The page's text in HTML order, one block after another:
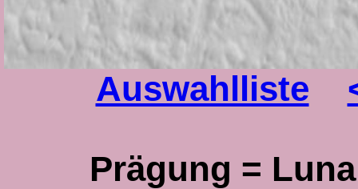
Auswahlliste
Prägung =